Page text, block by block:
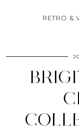
RETRO &